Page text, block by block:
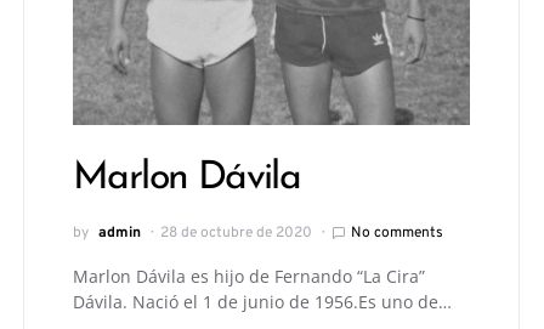
Marlon Dávila
by admin 28 de octubre de 2020 No comments
Marlon Dávila es hijo de Fernando “La Cira”
Dávila. Nació el 1 de junio de 1956.Es uno de…